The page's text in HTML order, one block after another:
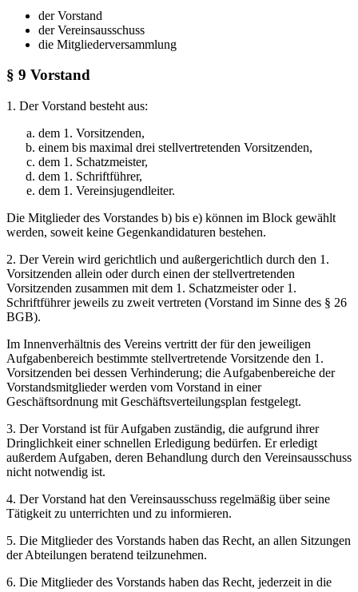
der Vorstand
der Vereinsausschuss
die Mitgliederversammlung
§ 9 Vorstand
1. Der Vorstand besteht aus:
dem 1. Vorsitzenden,
einem bis maximal drei stellvertretenden Vorsitzenden,
dem 1. Schatzmeister,
dem 1. Schriftführer,
dem 1. Vereinsjugendleiter.
Die Mitglieder des Vorstandes b) bis e) können im Block gewählt
werden, soweit keine Gegenkandidaturen bestehen.
2. Der Verein wird gerichtlich und außergerichtlich durch den 1.
Vorsitzenden allein oder durch einen der stellvertretenden
Vorsitzenden zusammen mit dem 1. Schatzmeister oder 1.
Schriftführer jeweils zu zweit vertreten (Vorstand im Sinne des § 26
BGB).
Im Innenverhältnis des Vereins vertritt der für den jeweiligen
Aufgabenbereich bestimmte stellvertretende Vorsitzende den 1.
Vorsitzenden bei dessen Verhinderung; die Aufgabenbereiche der
Vorstandsmitglieder werden vom Vorstand in einer
Geschäftsordnung mit Geschäftsverteilungsplan festgelegt.
3. Der Vorstand ist für Aufgaben zuständig, die aufgrund ihrer
Dringlichkeit einer schnellen Erledigung bedürfen. Er erledigt
außerdem Aufgaben, deren Behandlung durch den Vereinsausschuss
nicht notwendig ist.
4. Der Vorstand hat den Vereinsausschuss regelmäßig über seine
Tätigkeit zu unterrichten und zu informieren.
5. Die Mitglieder des Vorstands haben das Recht, an allen Sitzungen
der Abteilungen beratend teilzunehmen.
6. Die Mitglieder des Vorstands haben das Recht, jederzeit in die